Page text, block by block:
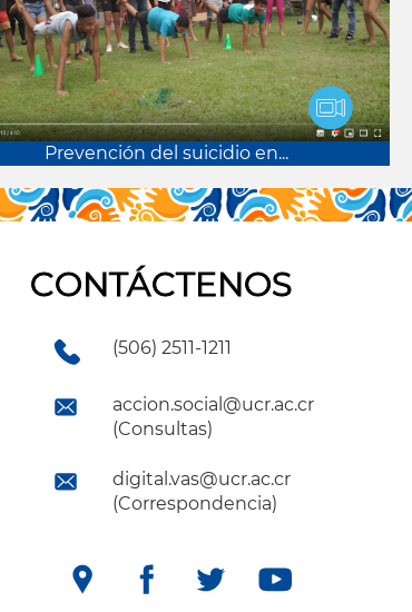
Prevención del suicidio en...
CONTÁCTENOS
(506) 2511-1211
accion.social@ucr.ac.cr
(Consultas)
digital.vas@ucr.ac.cr
(Correspondencia)